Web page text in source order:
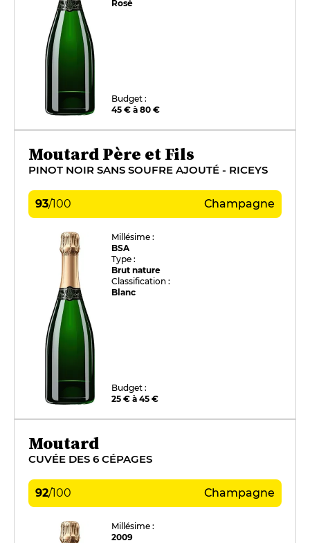
Rosé
Budget :
45 € à 80 €
Moutard Père et Fils
PINOT NOIR SANS SOUFRE AJOUTÉ - RICEYS
93/100 Champagne
Millésime :
BSA
Type :
Brut nature
Classification :
Blanc
Budget :
25 € à 45 €
Moutard
CUVÉE DES 6 CÉPAGES
92/100 Champagne
Millésime :
2009